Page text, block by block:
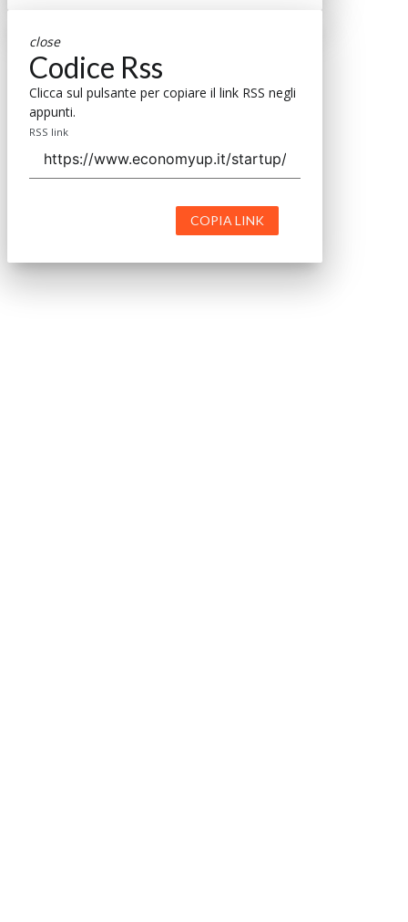
close
Codice Rss
Clicca sul pulsante per copiare il link RSS negli
appunti.
RSS link
COPIA LINK